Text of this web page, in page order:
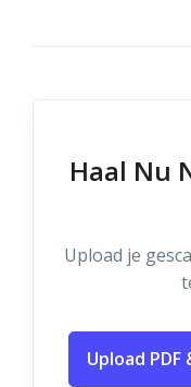
Haal Nu
Upload je
Upload